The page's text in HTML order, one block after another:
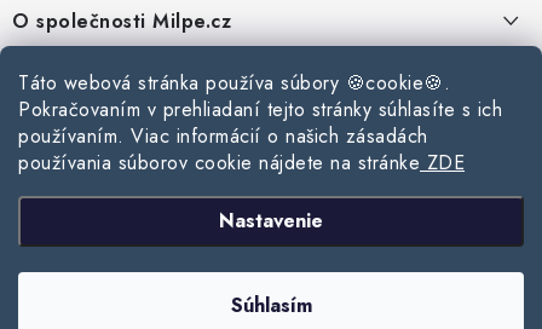
Táto webová stránka používa súbory 🍪cookie🍪.
Pokračovaním v prehliadaní tejto stránky súhlasíte s ich
používaním. Viac informácií o našich zásadách
používania súborov cookie nájdete na stránke ZDE
Nastavenie
Súhlasím
tZásady používania súborov cookie
Podmínky ochrany osobních údajů
Obchodní podmínky
O společnosti Milpe.cz
O spoločnosti Milpe
Kontakty
Kontaktné informácie
Stavebný blog
Ako vybrať správnu difúznu fóliu pre strechu?
Žalúzie do spálne: Ako vybrať ideálne tienenie pre pokojný spánok?
Ako vybrať strešné okno do zimy?
Prijímame online platby
Copyright 2026www.milpe.sk. Všetky práva vyhradené.Upraviť nastavenie
cookies